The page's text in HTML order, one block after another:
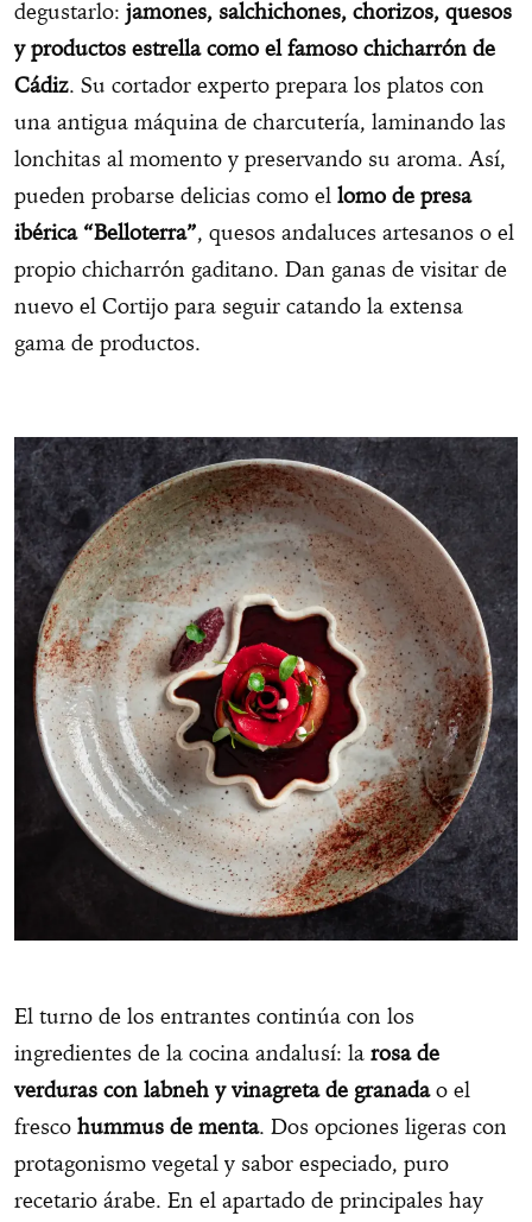
degustarlo: jamones, salchichones, chorizos, quesos
y productos estrella como el famoso chicharrón de
Cádiz. Su cortador experto prepara los platos con
una antigua máquina de charcutería, laminando las
lonchitas al momento y preservando su aroma. Así,
pueden probarse delicias como el lomo de presa
ibérica “Belloterra”, quesos andaluces artesanos o el
propio chicharrón gaditano. Dan ganas de visitar de
nuevo el Cortijo para seguir catando la extensa
gama de productos.
El turno de los entrantes continúa con los
ingredientes de la cocina andalusí: la rosa de
verduras con labneh y vinagreta de granadao el
fresco hummus de menta. Dos opciones ligeras con
protagonismo vegetal y sabor especiado, puro
recetario árabe. En el apartado de principales hay